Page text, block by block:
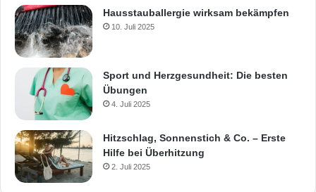
Hausstauballergie wirksam bekämpfen
10. Juli 2025
Sport und Herzgesundheit: Die besten
Übungen
4. Juli 2025
Hitzschlag, Sonnenstich & Co. – Erste
Hilfe bei Überhitzung
2. Juli 2025